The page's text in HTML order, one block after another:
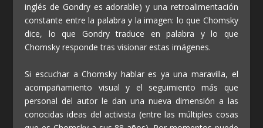
inglés de Gondry es adorable) y una retroalimentación
constante entre la palabra y la imagen: lo que Chomsky
dice, lo que Gondry traduce en palabra y lo que
Chomsky responde tras visionar estas imágenes.
Si escuchar a Chomsky hablar es ya una maravilla, el
acompañamiento visual y el seguimiento más que
personal del autor le dan una nueva dimensión a las
conocidas ideas del activista (entre las múltiples cosas